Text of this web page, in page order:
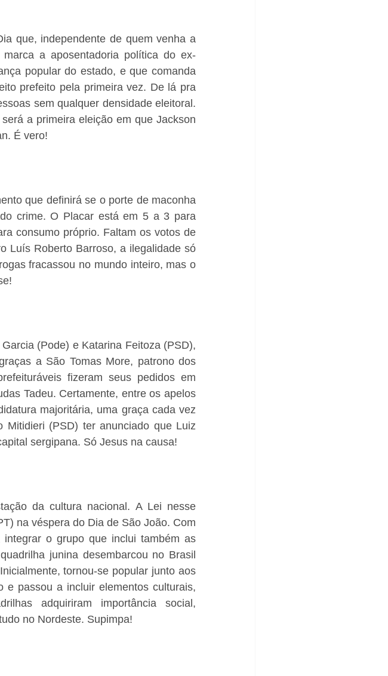
que, independente de quem venha a
a aposentadoria política do ex-
popular do estado, e que comanda
prefeito pela primeira vez. De lá pra
sem qualquer densidade eleitoral.
a primeira eleição em que Jackson
É vero!
que definirá se o porte de maconha
crime. O Placar está em 5 a 3 para
consumo próprio. Faltam os votos de
Luís Roberto Barroso, a ilegalidade só
fracassou no mundo inteiro, mas o
(Pode) e Katarina Feitoza (PSD),
a São Tomas More, patrono dos
fizeram seus pedidos em
Tadeu. Certamente, entre os apelos
majoritária, uma graça cada vez
(PSD) ter anunciado que Luiz
sergipana. Só Jesus na causa!
da cultura nacional. A Lei nesse
na véspera do Dia de São João. Com
o grupo que inclui também as
junina desembarcou no Brasil
tornou-se popular junto aos
e passou a incluir elementos culturais,
adquiriram importância social,
no Nordeste. Supimpa!